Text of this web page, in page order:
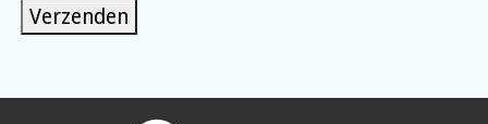
Verzenden